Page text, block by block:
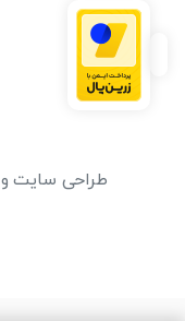
طراحی سایت و